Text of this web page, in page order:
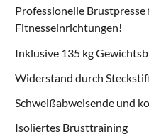
Professionelle
Fitnesseinrichtungen!
Inklusive 135 kg
Widerstand durch
Schweißabweisende und
Isoliertes Brusttraining